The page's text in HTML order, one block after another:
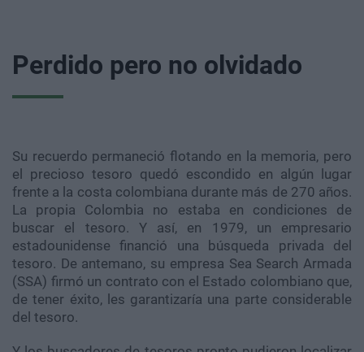
Perdido pero no olvidado
Su recuerdo permaneció flotando en la memoria, pero
el precioso tesoro quedó escondido en algún lugar
frente a la costa colombiana durante más de 270 años.
La propia Colombia no estaba en condiciones de
buscar el tesoro. Y así, en 1979, un empresario
estadounidense financió una búsqueda privada del
tesoro. De antemano, su empresa Sea Search Armada
(SSA) firmó un contrato con el Estado colombiano que,
de tener éxito, les garantizaría una parte considerable
del tesoro.